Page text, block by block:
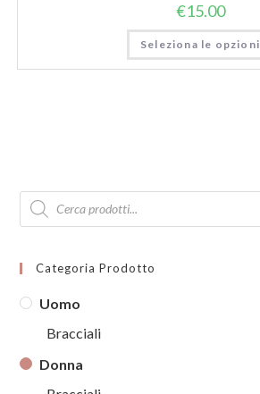
€15.00
Seleziona le opzioni
Products
search
Categoria Prodotto
Uomo
Bracciali
Donna